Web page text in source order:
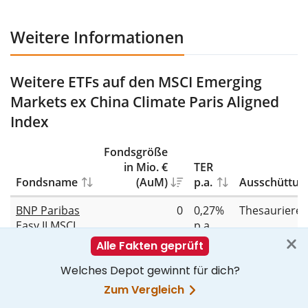
Weitere Informationen
Weitere ETFs auf den MSCI Emerging
Markets ex China Climate Paris Aligned
Index
Fondsname
Fondsgröße
in Mio. €
(AuM)
TER
p.a.
BNP Paribas
Easy II MSCI
China PAB
0
0,27%
p.a.
Interessante ETF-Investment-Guides
MSCI World-ETFs im Vergleich